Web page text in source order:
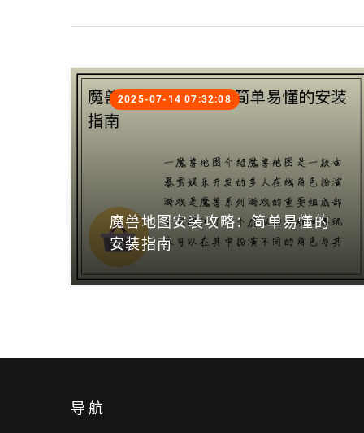
魔兽地图安装攻略：简单易懂的
安装指南
2025-07-14 07:32:08
导航